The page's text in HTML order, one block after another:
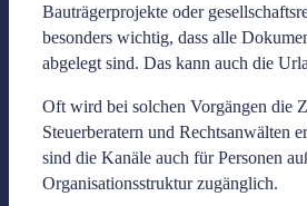
Bauträgerprojekte oder
besonders wichtig, dass alle
abgelegt sind. Das kann auch die
Oft wird bei solchen Vorgängen die
Steuerberatern und Rechtsanwälten
sind die Kanäle auch für Personen
Organisationsstruktur zugänglich.